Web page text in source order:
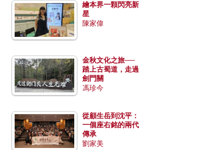
繪本界一顆閃亮新
星
陳家偉
金秋文化之旅──
踏上古蜀道，走過
劍門關
馮珍今
從顧生岳到沈平：
一個座右銘的兩代
傳承
劉家美